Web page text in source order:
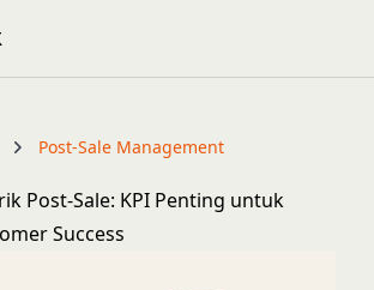
Post-Sale Management
Post-Sale: KPI Penting untuk
Success